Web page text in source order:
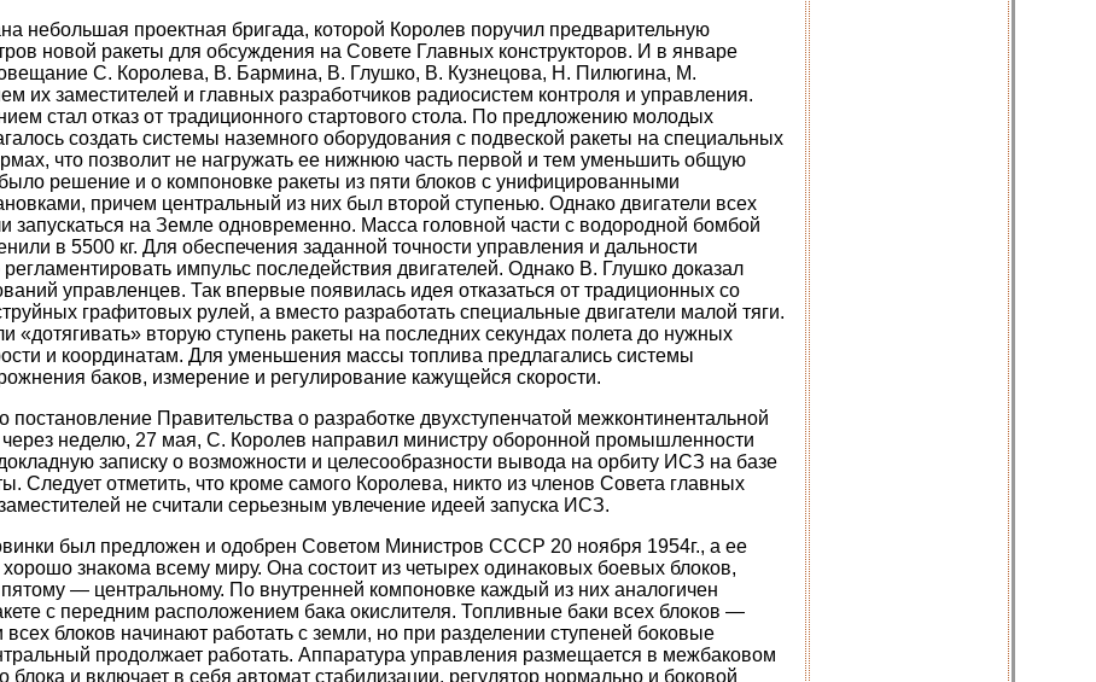
небольшая проектная бригада, которой Королев поручил предварительную
новой ракеты для обсуждения на Совете Главных конструкторов. И в январе
С. Королева, В. Бармина, В. Глушко, В. Кузнецова, Н. Пилюгина, М.
их заместителей и главных разработчиков радиосистем контроля и управления.
стал отказ от традиционного стартового стола. По предложению молодых
создать системы наземного оборудования с подвеской ракеты на специальных
что позволит не нагружать ее нижнюю часть первой и тем уменьшить общую
решение и о компоновке ракеты из пяти блоков с унифицированными
причем центральный из них был второй ступенью. Однако двигатели всех
запускаться на Земле одновременно. Масса головной части с водородной бомбой
в 5500 кг. Для обеспечения заданной точности управления и дальности
регламентировать импульс последействия двигателей. Однако В. Глушко доказал
управленцев. Так впервые появилась идея отказаться от традиционных со
графитовых рулей, а вместо разработать специальные двигатели малой тяги.
вторую ступень ракеты на последних секундах полета до нужных
и координатам. Для уменьшения массы топлива предлагались системы
баков, измерение и регулирование кажущейся скорости.
Правительства о разработке двухступенчатой межконтинентальной
через неделю, 27 мая, С. Королев направил министру оборонной промышленности
записку о возможности и целесообразности вывода на орбиту ИСЗ на базе
Следует отметить, что кроме самого Королева, никто из членов Совета главных
не считали серьезным увлечение идеей запуска ИСЗ.
был предложен и одобрен Советом Министров СССР 20 ноября 1954г., а ее
хорошо знакома всему миру. Она состоит из четырех одинаковых боевых блоков,
пятому — центральному. По внутренней компоновке каждый из них аналогичен
с передним расположением бака окислителя. Топливные баки всех блоков —
блоков начинают работать с земли, но при разделении ступеней боковые
продолжает работать. Аппаратура управления размещается в межбаковом
блока и включает в себя автомат стабилизации, регулятор нормально и боковой